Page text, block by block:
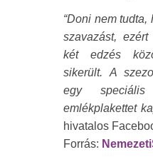
“Doni nem
szavazást,
két edzés
sikerült. A
egy
emlékplakettet
hivatalos
Forrás: